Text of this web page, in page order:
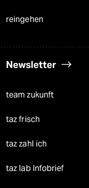
reingehen
Newsletter
team zukunft
taz frisch
taz zahl ich
taz lab Infobrief